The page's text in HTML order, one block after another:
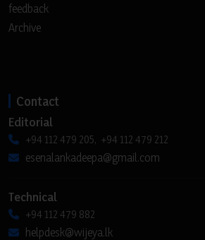
feedback
Archive
Contact
Editorial
+94 112 479 205, +94 112 479 212
esenalankadeepa@gmail.com
Technical
+94 112 479 882
helpdesk@wijeya.lk